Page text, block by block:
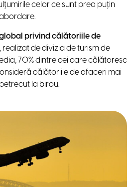
celor ce sunt prea puțin
privind călătoriile de
, realizat de divizia de turism de
70% dintre cei care călătoresc
călătoriile de afaceri mai
la birou.